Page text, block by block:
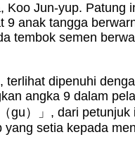
Jun-yup. Patung
anak tangga
tembok semen
dipenuhi
angka 9 dalam
（gu ）」 , dari petunjuk
setia kepada